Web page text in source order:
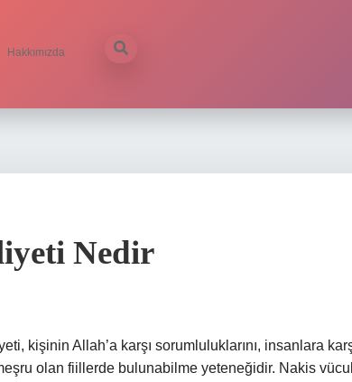
Hakkımızda
Nedir
kişinin Allah’a karşı sorumluluklarını, insanlara
olan fiillerde bulunabilme yeteneğidir. Nakis